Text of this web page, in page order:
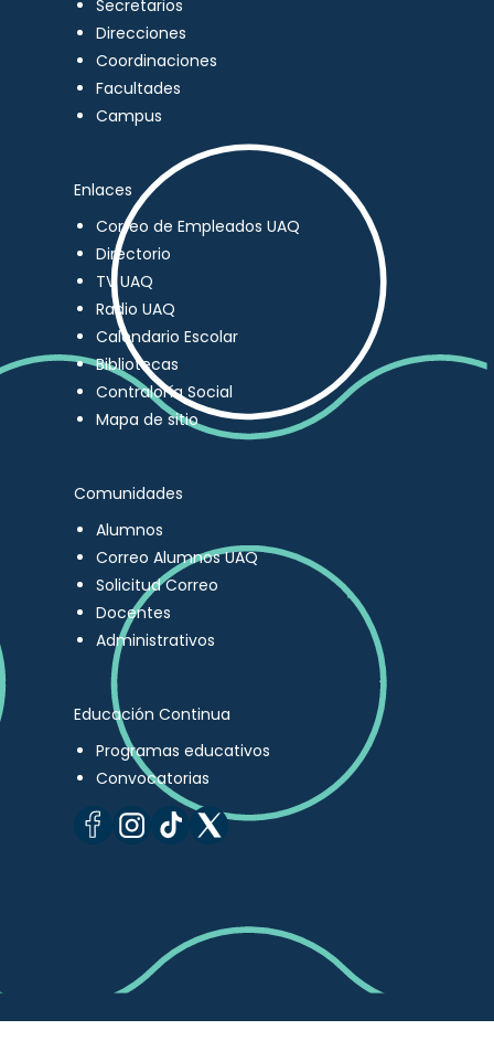
Secretarios
Direcciones
Coordinaciones
Facultades
Campus
Enlaces
Correo de Empleados UAQ
Directorio
TV UAQ
Radio UAQ
Calendario Escolar
Bibliotecas
Contraloría Social
Mapa de sitio
Comunidades
Alumnos
Correo Alumnos UAQ
Solicitud Correo
Docentes
Administrativos
Educación Continua
Programas educativos
Convocatorias